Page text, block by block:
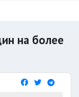
на более